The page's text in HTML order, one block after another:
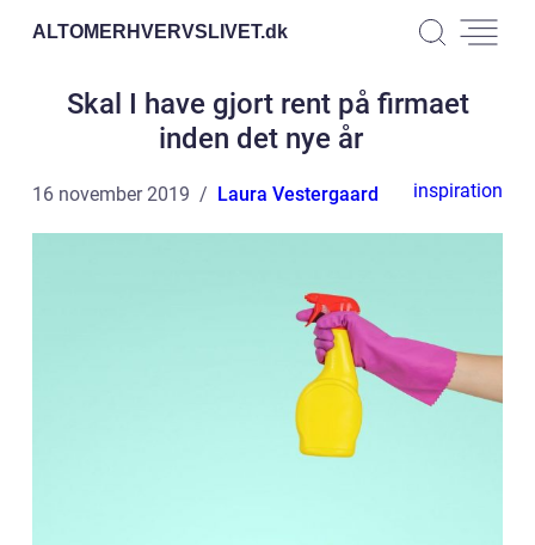
ALTOMERHVERVSLIVET.dk
Skal I have gjort rent på firmaet
inden det nye år
16 november 2019 Laura Vestergaard inspiration